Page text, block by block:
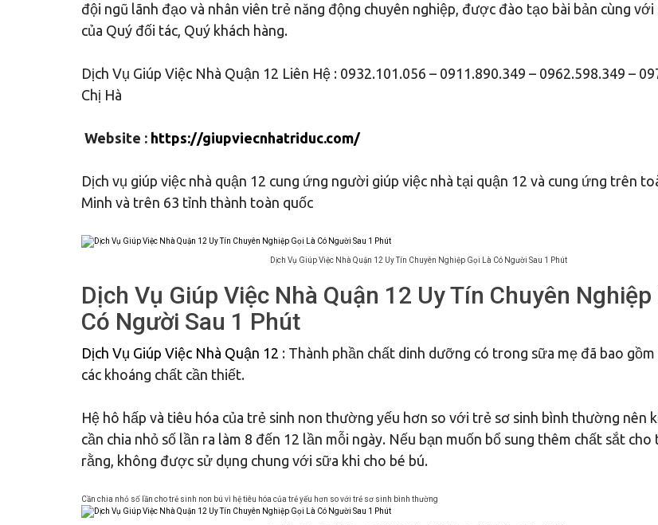
đội ngũ lãnh đạo và nhân viên trẻ năng động chuyên nghiệp, được đào tạo bài bản cùng
của Quý đối tác, Quý khách hàng.
Dịch Vụ Giúp Việc Nhà Quận 12 Liên Hệ : 0932.101.056 – 0911.890.349 – 0962.598.349 –
Chị Hà
Website : https://giupviecnhatriduc.com/
Dịch vụ giúp việc nhà quận 12 cung ứng người giúp việc nhà tại quận 12 và cung ứng trên
Minh và trên 63 tỉnh thành toàn quốc
Dịch Vụ Giúp Việc Nhà Quận 12 Uy Tín Chuyên Nghiệp Gọi Là Có Người Sau 1 Phút
Dịch Vụ Giúp Việc Nhà Quận 12 Uy Tín Chuyên Nghiệp
Có Người Sau 1 Phút
Dịch Vụ Giúp Việc Nhà Quận 12 : Thành phần chất dinh dưỡng có trong sữa mẹ đã bao
các khoáng chất cần thiết.
Hệ hô hấp và tiêu hóa của trẻ sinh non thường yếu hơn so với trẻ sơ sinh bình thường nên
cần chia nhỏ số lần ra làm 8 đến 12 lần mỗi ngày. Nếu bạn muốn bổ sung thêm chất sắt
rằng, không được sử dụng chung với sữa khi cho bé bú.
Cần chia nhỏ số lần cho trẻ sinh non bú vì hệ tiêu hóa của trẻ yếu hơn so với trẻ sơ sinh bình thường